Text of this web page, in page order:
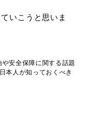
いこうと思いま
安全保障に関する話題
本人が知っておくべき